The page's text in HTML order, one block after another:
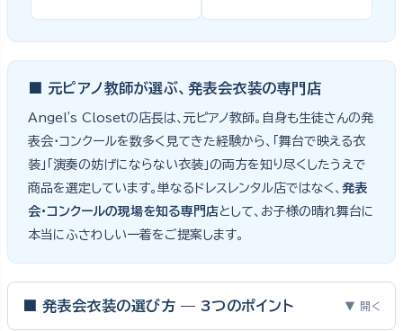
■ 元ピアノ教師が選ぶ、発表会衣装の専門店
Angel's Closetの店長は、元ピアノ教師。自身も生徒さんの発
表会・コンクールを数多く見てきた経験から、「舞台で映える衣
装」「演奏の妨げにならない衣装」の両方を知り尽くしたうえで
商品を選定しています。単なるドレスレンタル店ではなく、 発表
会・コンクールの現場を知る専門店として、お子様の晴れ舞台に
本当にふさわしい一着をご提案します。
■ 発表会衣装の選び方 — 3つのポイント ▼ 開く